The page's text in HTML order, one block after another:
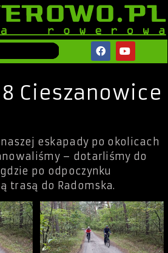
Cieszanowice
eskapady po okolicach
– dotarliśmy do
po odpoczynku
trasą do Radomska.